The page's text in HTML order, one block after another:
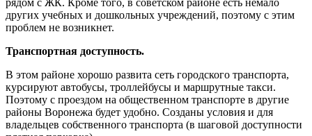
других учебных и дошкольных учреждений, поэтому с этим
проблем не возникнет.
Транспортная доступность.
В этом районе хорошо развита сеть городского транспорта,
курсируют автобусы, троллейбусы и маршрутные такси.
Поэтому с проездом на общественном транспорте в другие
районы Воронежа будет удобно. Созданы условия и для
владельцев собственного транспорта (в шаговой доступности